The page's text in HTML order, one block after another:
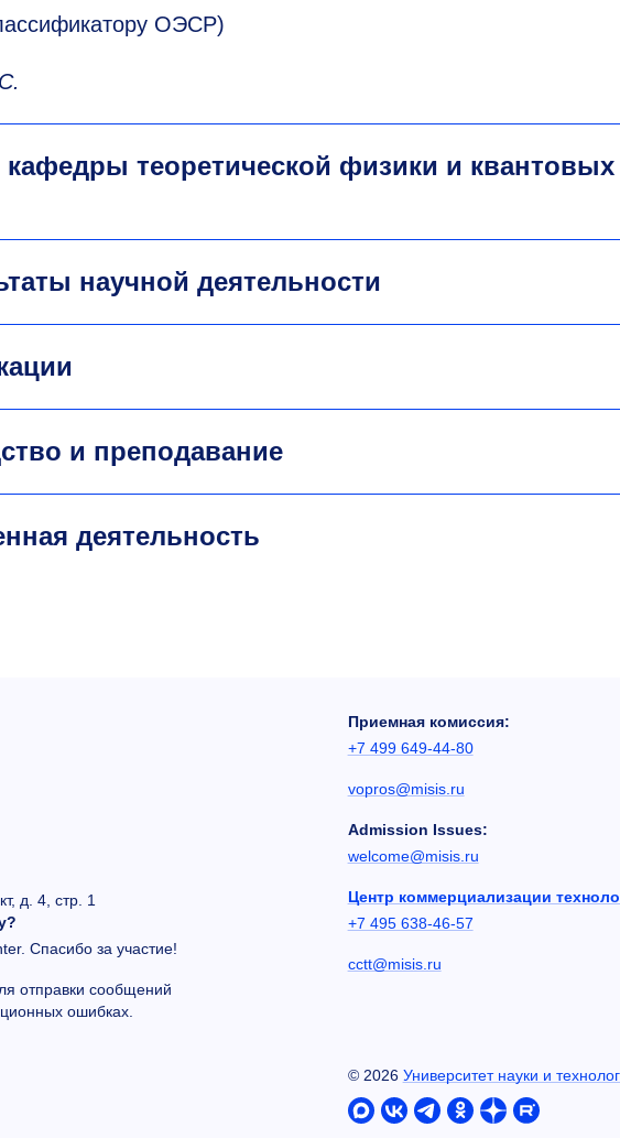
ОЭСР)
теоретической физики и квантовых
научной деятельности
и преподавание
деятельность
д. 4, стр. 1
Спасибо за участие!
отправки сообщений
ошибках.
Приемная комиссия:
+7 499 649-44-80
vopros@misis.ru
Admission Issues:
welcome@misis.ru
Центр коммерциализации
+7 495 638-46-57
cctt@misis.ru
© 2026 Университет науки и